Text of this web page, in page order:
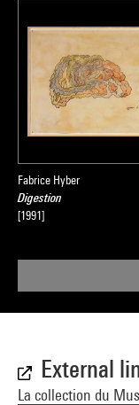
Fabrice Hyber
Digestion
[1991]
External
La collection du